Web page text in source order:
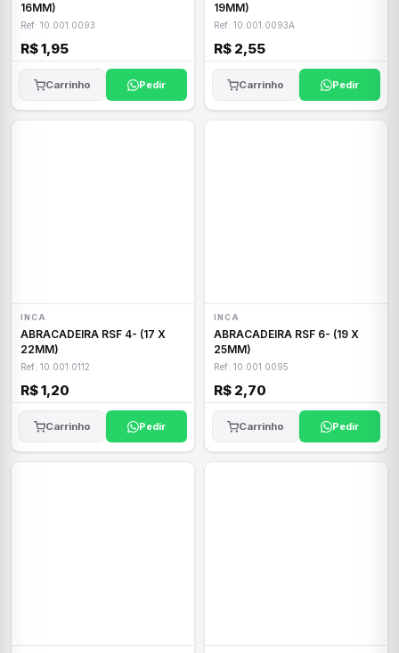
16MM)
Ref: 10.001.0093
R$ 1,95
Carrinho Pedir
19MM)
Ref: 10.001.0093A
R$ 2,55
Carrinho Pedir
INCA
ABRACADEIRA RSF 4- (17 X
22MM)
Ref: 10.001.0112
R$ 1,20
Carrinho Pedir
INCA
ABRACADEIRA RSF 6- (19 X
25MM)
Ref: 10.001.0095
R$ 2,70
Carrinho Pedir